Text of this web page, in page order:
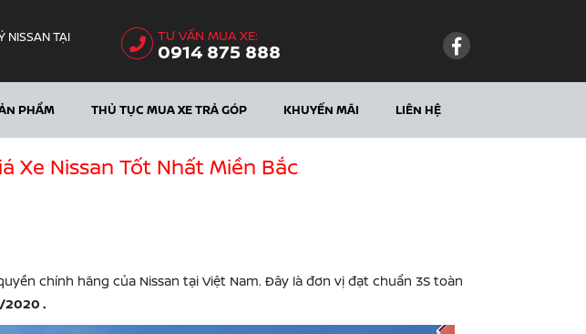
NISSAN TẠI
TƯ VẤN MUA XE:
0914 875 888
PHẨM THỦ TỤC MUA XE TRẢ GÓP KHUYẾN MÃI LIÊN HỆ
Xe Nissan Tốt Nhất Miền Bắc
chính hãng của Nissan tại Việt Nam. Đây là đơn vị đạt chuẩn 3S toàn
2020 .